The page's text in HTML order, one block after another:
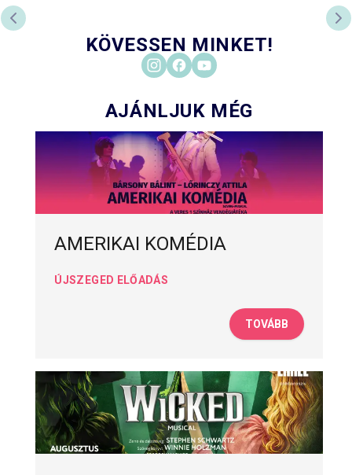
PREVIOUS SLIDE
KÖVESSEN MINKET!
AJÁNLJUK MÉG
AMERIKAI KOMÉDIA
ÚJSZEGED ELŐADÁS
TOVÁBB